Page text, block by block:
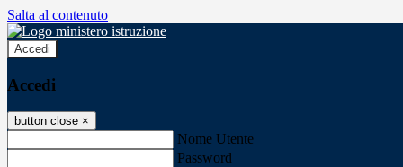
Salta al contenuto
Accedi
Accedi
button close ×
Nome Utente
Password